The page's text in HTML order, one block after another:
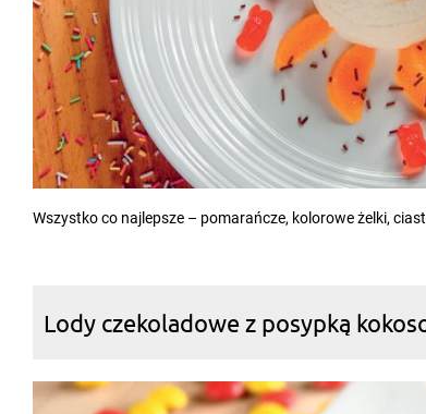
Wszystko co najlepsze – pomarańcze, kolorowe żelki,
Lody czekoladowe z posypką